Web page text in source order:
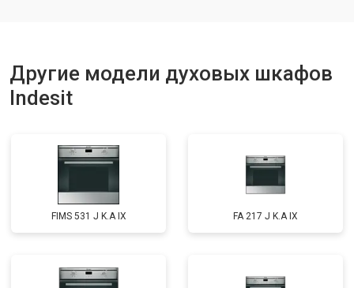
Другие модели духовых шкафов
Indesit
FIMS 531 J K.A IX FA 217 J K.A IX